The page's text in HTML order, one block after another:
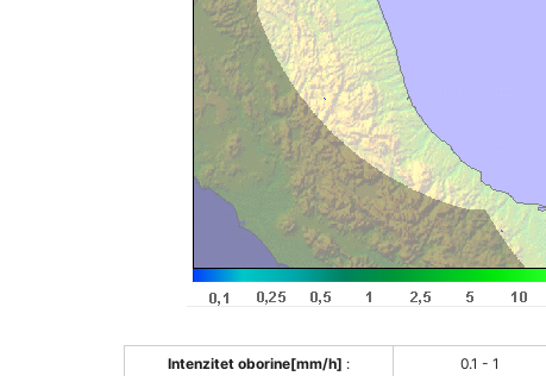
Intenzitet oborine[mm/h] : 0.1 - 1